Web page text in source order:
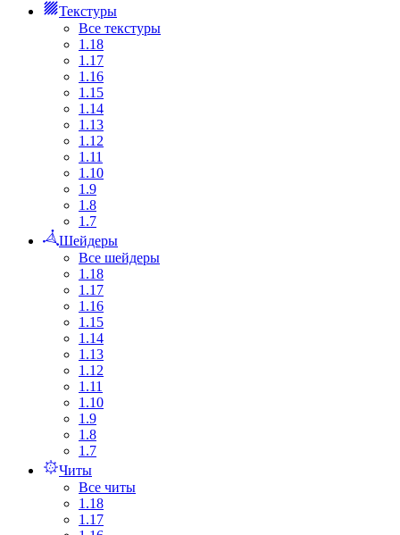
Текстуры
Все текстуры
1.18
1.17
1.16
1.15
1.14
1.13
1.12
1.11
1.10
1.9
1.8
1.7
Шейдеры
Все шейдеры
1.18
1.17
1.16
1.15
1.14
1.13
1.12
1.11
1.10
1.9
1.8
1.7
Читы
Все читы
1.18
1.17